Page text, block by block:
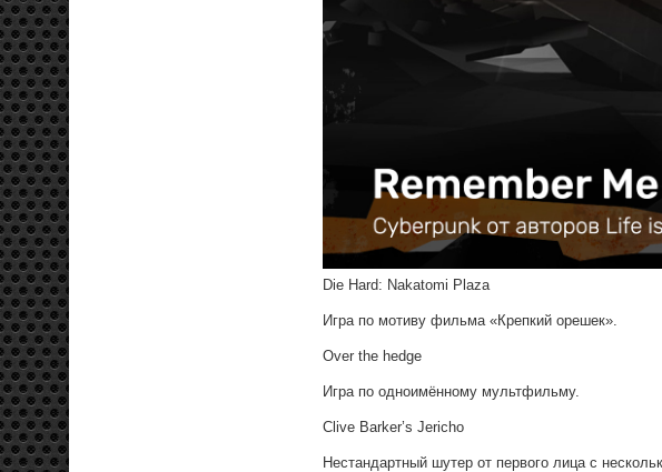
Die Hard: Nakatomi Plaza
Игра по мотиву фильма «Крепкий орешек».
Over the hedge
Игра по одноимённому мультфильму.
Clive Barker’s Jericho
Нестандартный шутер от первого лица с